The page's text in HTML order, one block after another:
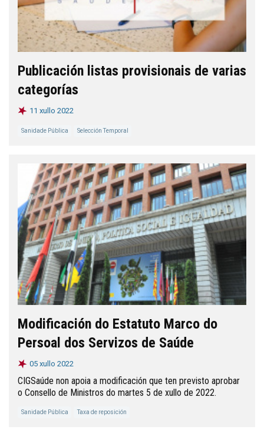
Publicación listas provisionais de varias
categorías
11 xullo 2022
Sanidade Pública Selección Temporal
Modificación do Estatuto Marco do
Persoal dos Servizos de Saúde
05 xullo 2022
CIGSaúde non apoia a modificación que ten previsto aprobar
o Consello de Ministros do martes 5 de xullo de 2022.
Sanidade Pública Taxa de reposición